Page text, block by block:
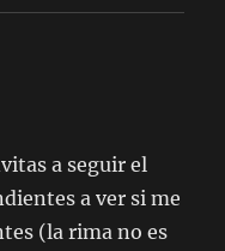
a seguir el
a ver si me
(la rima no es